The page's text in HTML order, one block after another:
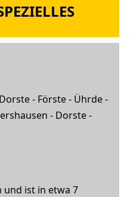
- Förste - Ührde -
- Dorste -
und ist in etwa 7